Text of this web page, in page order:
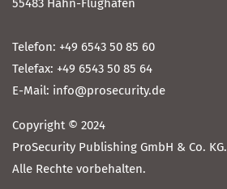
55483 Hahn-Flughafen
Telefon: +49 6543 50 85 60
Telefax: +49 6543 50 85 64
E-Mail: info@prosecurity.de
Copyright © 2024
ProSecurity Publishing GmbH & Co. KG.
Alle Rechte vorbehalten.